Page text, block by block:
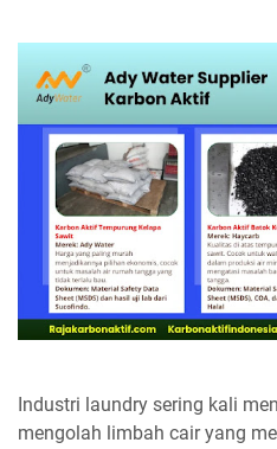
Industri laundry sering kali
mengolah limbah cair yang